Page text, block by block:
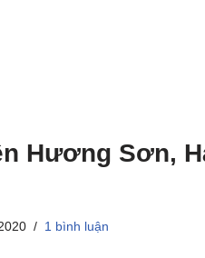
Hương Sơn,
1 bình luận